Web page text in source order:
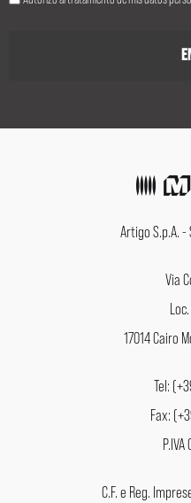
Artigo S.p.A.
Via
17014 Cairo
Tel:
Fax:
C.F. e Reg.